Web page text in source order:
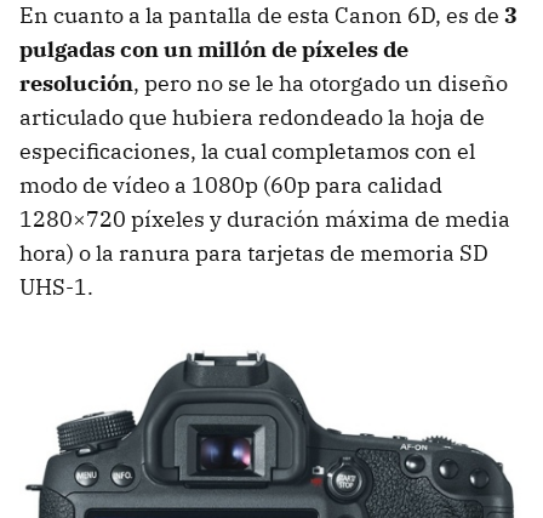
En cuanto a la pantalla de esta Canon 6D, es de 3
pulgadas con un millón de píxeles de
resolución, pero no se le ha otorgado un diseño
articulado que hubiera redondeado la hoja de
especificaciones, la cual completamos con el
modo de vídeo a 1080p (60p para calidad
1280×720 píxeles y duración máxima de media
hora) o la ranura para tarjetas de memoria SD
UHS-1.